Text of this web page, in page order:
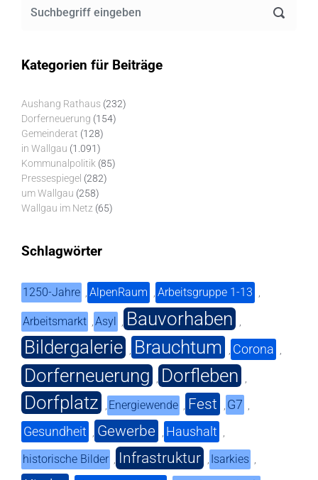
Kategorien für Beiträge
Aushang Rathaus (232)
Dorferneuerung (154)
Gemeinderat (128)
in Wallgau (1.091)
Kommunalpolitik (85)
Pressespiegel (282)
um Wallgau (258)
Wallgau im Netz (65)
Schlagwörter
1250-Jahre , AlpenRaum , Arbeitsgruppe 1-13 ,
Arbeitsmarkt ,Asyl , Bauvorhaben ,
Bildergalerie , Brauchtum , Corona ,
Dorferneuerung , Dorfleben ,
Dorfplatz , Energiewende , Fest , G7 ,
Gesundheit , Gewerbe , Haushalt ,
historische Bilder , Infrastruktur , Isarkies ,